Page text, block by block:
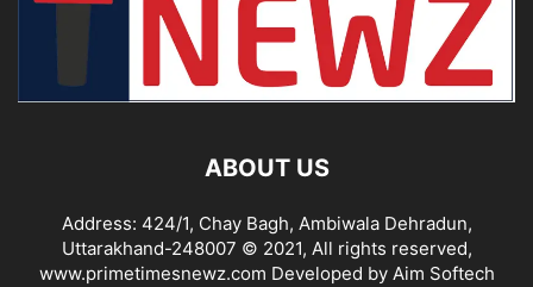
ABOUT US
Address: 424/1, Chay Bagh, Ambiwala Dehradun,
Uttarakhand-248007 © 2021, All rights reserved,
www.primetimesnewz.com Developed by Aim Softech